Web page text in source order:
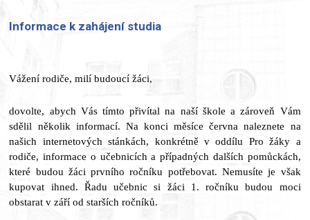
Informace k zahájení studia
Vážení rodiče, milí budoucí žáci,
dovolte, abych Vás tímto přivítal na naší škole a zároveň Vám
sdělil několik informací. Na konci měsíce června naleznete na
našich internetových stánkách, konkrétně v oddílu Pro žáky a
rodiče, informace o učebnicích a případných dalších pomůckách,
které budou žáci prvního ročníku potřebovat. Nemusíte je však
kupovat ihned. Řadu učebnic si žáci 1. ročníku budou moci
obstarat v září od starších ročníků.